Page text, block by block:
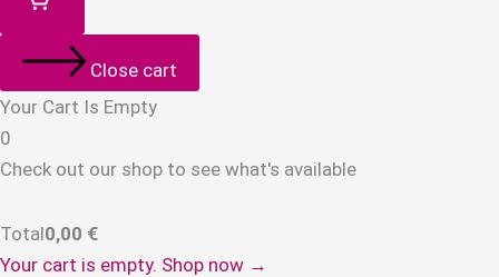
Close cart
Your Cart Is Empty
0
Check out our shop to see what's available
Total0,00 €
Your cart is empty. Shop now →